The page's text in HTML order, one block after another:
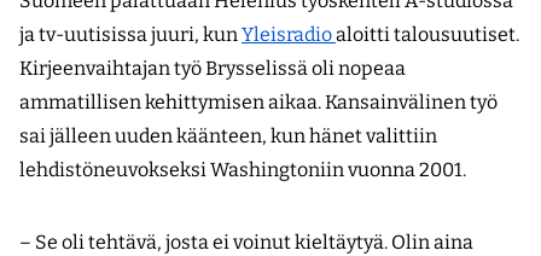
ja tv-uutisissa juuri, kunYleisradioaloitti talousuutiset.
Kirjeenvaihtajan työ Brysselissä oli nopeaa
ammatillisen kehittymisen aikaa. Kansainvälinen työ
sai jälleen uuden käänteen, kun hänet valittiin
lehdistöneuvokseksi Washingtoniin vuonna 2001.
– Se oli tehtävä, josta ei voinut kieltäytyä. Olin aina